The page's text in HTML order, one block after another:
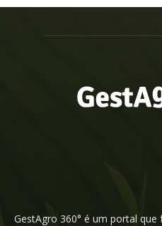
GestAgro 360° é um portal